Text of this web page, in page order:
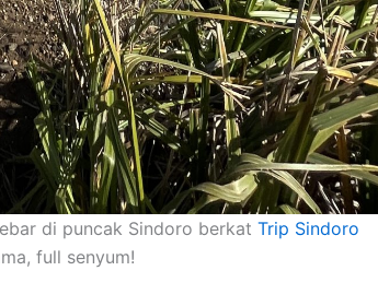
di puncak Sindoro berkat Trip Sindoro
full senyum!